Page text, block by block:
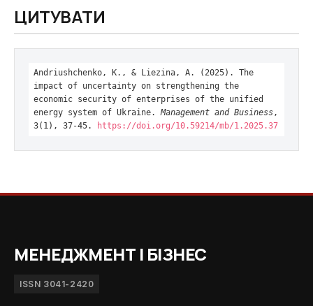
ЦИТУВАТИ
Andriushchenko, К., & Liezina, A. (2025). The
impact of uncertainty on strengthening the
economic security of enterprises of the unified
energy system of Ukraine.Management and Business,
3(1), 37-45.
https://doi.org/10.59214/mb/1.2025.37
МЕНЕДЖМЕНТ І БІЗНЕС
ISSN 3041-2420